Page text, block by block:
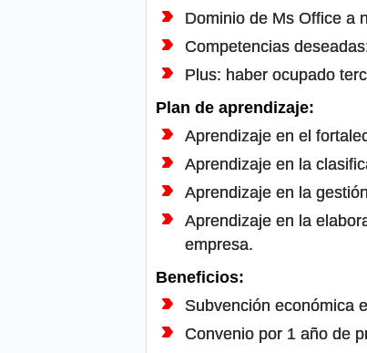
Dominio de Ms Office a
Competencias
Plus: haber ocupado
Plan de aprendizaje:
Aprendizaje en el
Aprendizaje en la
Aprendizaje en la
Aprendizaje en la
empresa.
Beneficios:
Subvención económica
Convenio por 1 año de